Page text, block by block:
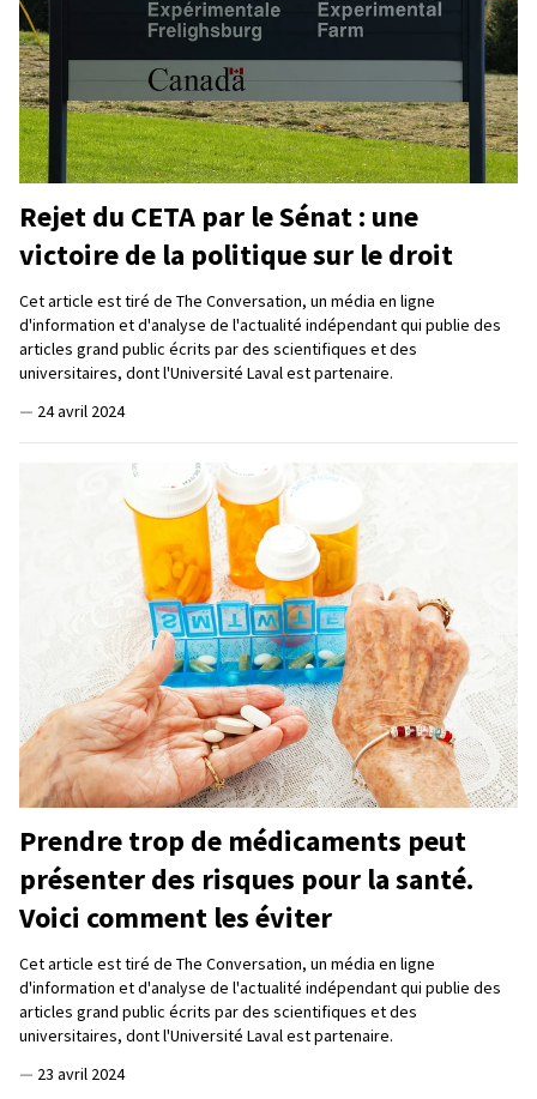
Rejet du CETA par le Sénat : une
victoire de la politique sur le droit
Cet article est tiré de The Conversation, un média en ligne
d'information et d'analyse de l'actualité indépendant qui publie des
articles grand public écrits par des scientifiques et des
universitaires, dont l'Université Laval est partenaire.
— 24 avril 2024
Prendre trop de médicaments peut
présenter des risques pour la santé.
Voici comment les éviter
Cet article est tiré de The Conversation, un média en ligne
d'information et d'analyse de l'actualité indépendant qui publie des
articles grand public écrits par des scientifiques et des
universitaires, dont l'Université Laval est partenaire.
— 23 avril 2024